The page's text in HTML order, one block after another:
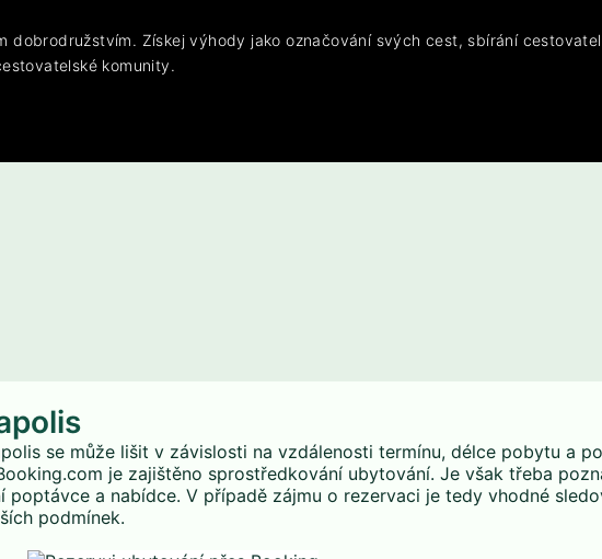
dobrodružstvím. Získej výhody jako označování svých cest, sbírání
komunity.
se může lišit v závislosti na vzdálenosti termínu, délce pobytu a
je zajištěno sprostředkování ubytování. Je však třeba
poptávce a nabídce. V případě zájmu o rezervaci je tedy vhodné
podmínek.